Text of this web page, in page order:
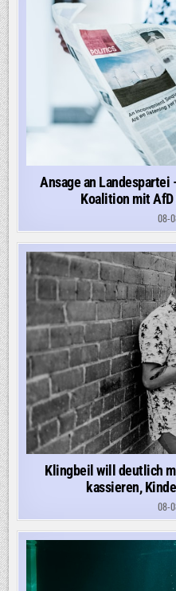
Ansage an
Koalition mit
08-
Klingbeil will deutlich
kassieren,
08-